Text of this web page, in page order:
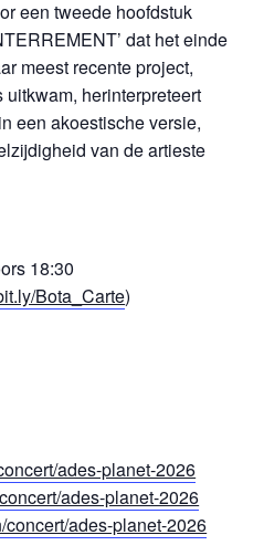
een tweede hoofdstuk
dat het einde
meest recente project,
uitkwam, herinterpreteert
een akoestische versie,
van de artieste
18:30
Bota_Carte)
ades-planet-2026
ades-planet-2026
ades-planet-2026